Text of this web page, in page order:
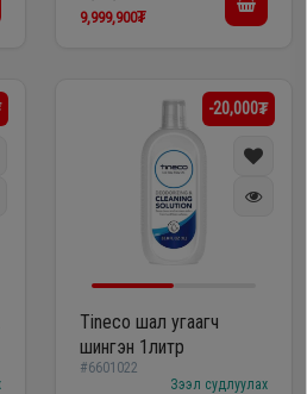
9,999,900₮
-20,000₮
Tineco шал угаагч
шингэн 1литр
#6601022
Зээл судлуулах